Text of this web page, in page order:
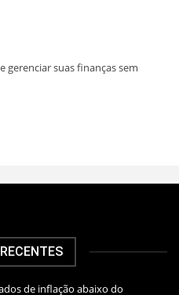
gerenciar suas finanças sem
de inflação abaixo do